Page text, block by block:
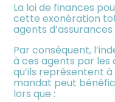
La loi de finances
cette exonération
agents
Par conséquent,
à ces agents par les
qu’ils représentent
mandat peut
lors que :